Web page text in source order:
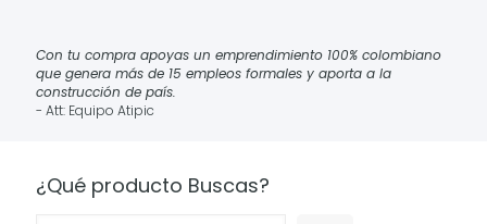
hasta
$56,900
Con tu compra apoyas un emprendimiento 100% colombiano
que genera más de 15 empleos formales y aporta a la
construcción de país.
- Att: Equipo Atipic
¿Qué producto Buscas?